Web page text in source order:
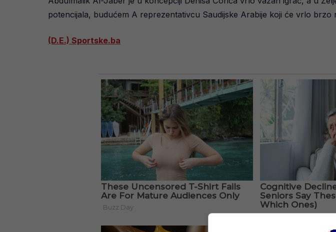
potencijala, budućem A reprezentativcu Saudijske Arabije koji će vrlo brzo
(D.E.) Sportske.ba